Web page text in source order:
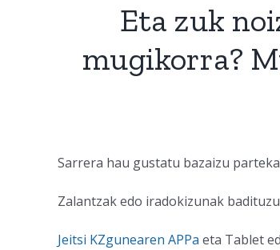
Eta zuk
mugikorra?
Sarrera hau gustatu bazaizu
Zalantzak edo iradokizunak
Jeitsi KZgunearen APPa eta Tablet